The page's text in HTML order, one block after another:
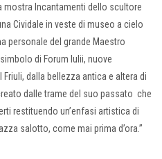
Incantamenti dello scultore
Cividale in veste di museo a cielo
personale del grande Maestro
di Forum Iulii, nuove
dalla bellezza antica e altera di
dalle trame del suo passato che
restituendo un’enfasi artistica di
salotto, come mai prima d’ora.”